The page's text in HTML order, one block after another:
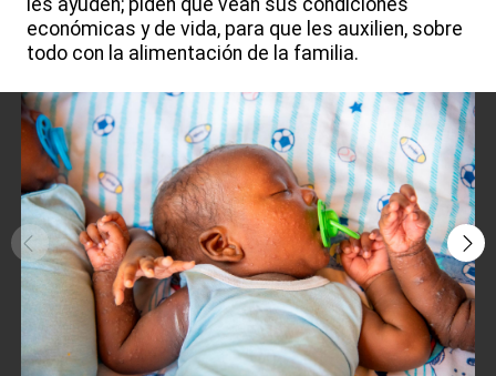
les ayuden; piden que vean sus condiciones
económicas y de vida, para que les auxilien, sobre
todo con la alimentación de la familia.